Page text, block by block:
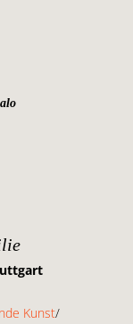
Kunst/